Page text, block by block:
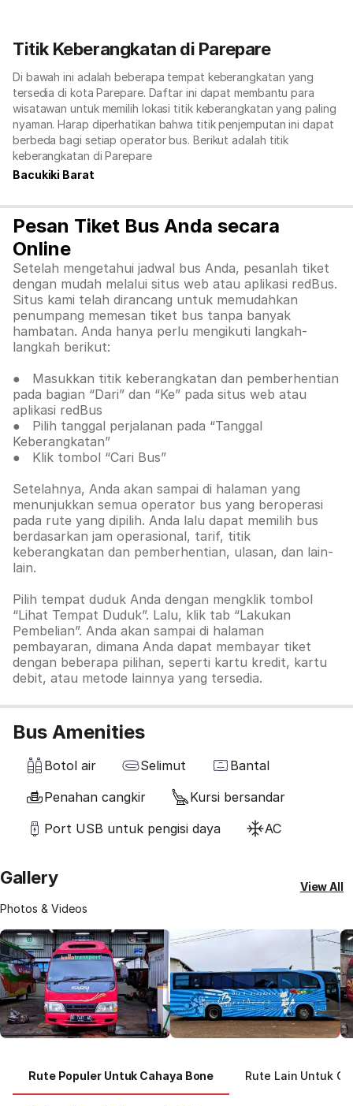
Titik Keberangkatan di Parepare
Di bawah ini adalah beberapa tempat keberangkatan yang
tersedia di kota Parepare. Daftar ini dapat membantu para
wisatawan untuk memilih lokasi titik keberangkatan yang paling
nyaman. Harap diperhatikan bahwa titik penjemputan ini dapat
berbeda bagi setiap operator bus. Berikut adalah titik
keberangkatan di Parepare
Bacukiki Barat
Pesan Tiket Bus Anda secara
Online
Setelah mengetahui jadwal bus Anda, pesanlah tiket
dengan mudah melalui situs web atau aplikasi redBus.
Situs kami telah dirancang untuk memudahkan
penumpang memesan tiket bus tanpa banyak
hambatan. Anda hanya perlu mengikuti langkah-
langkah berikut:
● Masukkan titik keberangkatan dan pemberhentian
pada bagian “Dari” dan “Ke” pada situs web atau
aplikasi redBus
● Pilih tanggal perjalanan pada “Tanggal
Keberangkatan”
● Klik tombol “Cari Bus”
Setelahnya, Anda akan sampai di halaman yang
menunjukkan semua operator bus yang beroperasi
pada rute yang dipilih. Anda lalu dapat memilih bus
berdasarkan jam operasional, tarif, titik
keberangkatan dan pemberhentian, ulasan, dan lain-
lain.
Pilih tempat duduk Anda dengan mengklik tombol
“Lihat Tempat Duduk”. Lalu, klik tab “Lakukan
Pembelian”. Anda akan sampai di halaman
pembayaran, dimana Anda dapat membayar tiket
dengan beberapa pilihan, seperti kartu kredit, kartu
debit, atau metode lainnya yang tersedia.
Bus Amenities
Botol air Selimut
Bantal
Penahan cangkir
Kursi bersandar
Port USB untuk pengisi daya
AC
Gallery
Photos & Videos
View All
Rute Populer Untuk Cahaya Bone Rute Lain Untuk